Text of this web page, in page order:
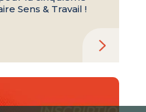
Sens & Travail !